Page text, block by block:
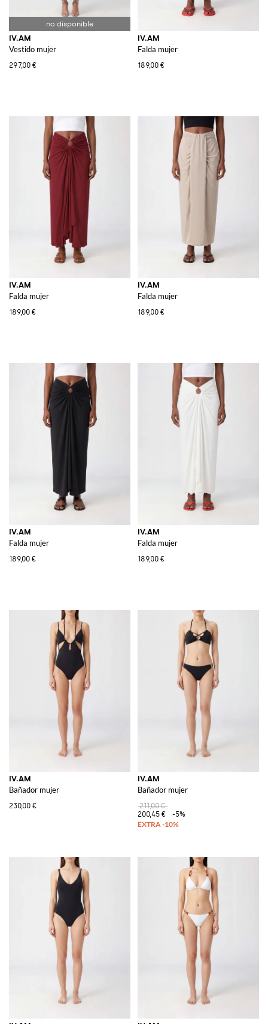
IV.AM
Vestido mujer
297,00 €
IV.AM
Falda mujer
189,00 €
IV.AM
Falda mujer
189,00 €
IV.AM
Falda mujer
189,00 €
IV.AM
Falda mujer
189,00 €
IV.AM
Falda mujer
189,00 €
IV.AM
Bañador mujer
230,00 €
IV.AM
Bañador mujer
211,00 €
200,45 €
-5%